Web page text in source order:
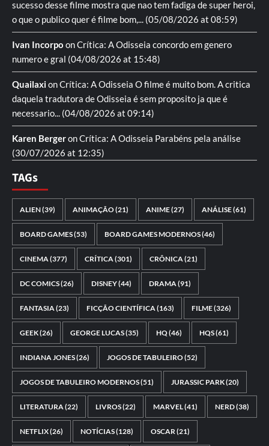
sucesso desse filme mostra que nao tem fadiga de super heroi,
o que o publico quer é filme bom,... (05/08/2026 at 08:59)
Ivan Incorpo onCrítica: A Odisseia concordo em genero
numero e gral (04/08/2026 at 15:48)
QuailaxionCrítica: A Odisseia O filme é muito bom. A critica
daquela tradutora de Odisseia é sem proposito ja que é
necessario... (04/08/2026 at 09:14)
Karen BergeronCrítica: A Odisseia Parabéns pela análise
(30/07/2026 at 12:35)
TAGs
ALIEN(39) ANIMAÇÃO(21) ANIME(27) ANÁLISE(61)
BOARD GAMES(53) BOARD GAMES MODERNOS(46)
CINEMA(377) CRÍTICA(301) CRÔNICA(21)
DC COMICS(26) DISNEY(44) DRAMA(91)
FANTASIA(23) FICÇÃO CIENTÍFICA(163) FILME(326)
GEEK(26) GEORGE LUCAS(35) HQ(46) HQS(61)
INDIANA JONES(26) JOGOS DE TABULEIRO(52)
JOGOS DE TABULEIRO MODERNOS(51) JURASSIC PARK(20)
LITERATURA(22) LIVROS(22) MARVEL(41) NERD(38)
NETFLIX(26) NOTÍCIAS(128) OSCAR(21)